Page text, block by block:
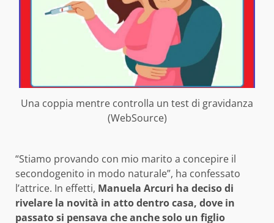
Una coppia mentre controlla un test di gravidanza
(WebSource)
“Stiamo provando con mio marito a concepire il
secondogenito in modo naturale”, ha confessato
l’attrice. In effetti, Manuela Arcuri ha deciso di
rivelare la novità in atto dentro casa, dove in
passato si pensava che anche solo un figlio